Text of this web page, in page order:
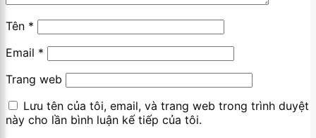
Tên *
Email *
Trang web
Lưu tên của tôi, email, và trang web trong trình duyệt
này cho lần bình luận kế tiếp của tôi.